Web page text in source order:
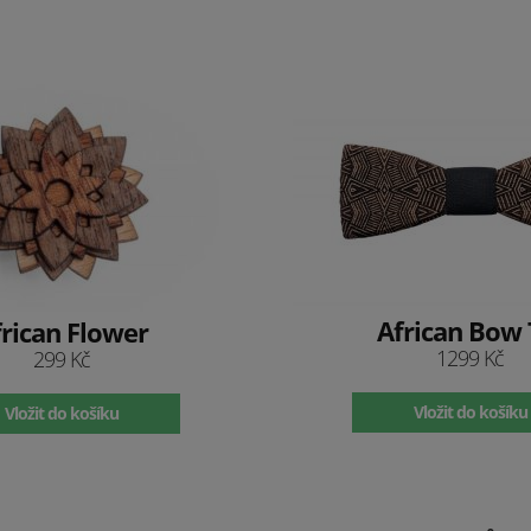
Flower
299 Kč
Vložit do košíku
African Bow
1299 Kč
Vložit do košíku